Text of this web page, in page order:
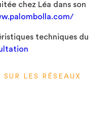
chez Léa dans son
techniques du
LES RÉSEAUX